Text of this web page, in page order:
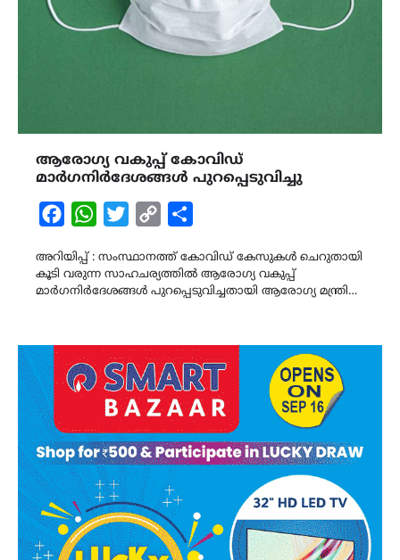
ആരോഗ്യ വകുപ്പ് കോവിഡ്
മാർഗനിർദേശങ്ങൾ പുറപ്പെടുവിച്ചു
FacebookWhatsAppTwitterCopy
അറിയിപ്പ് : സംസ്ഥാനത്ത് കോവിഡ് കേസുകൾ ചെറുതായി
കൂടി വരുന്ന സാഹചര്യത്തിൽ ആരോഗ്യ വകുപ്പ്
മാർഗനിർദേശങ്ങൾ പുറപ്പെടുവിച്ചതായി ആരോഗ്യ മന്ത്രി…